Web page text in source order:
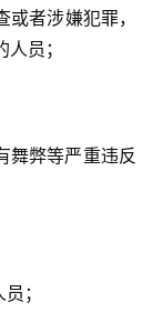
者涉嫌犯罪，
员；
舞弊等严重违反
；